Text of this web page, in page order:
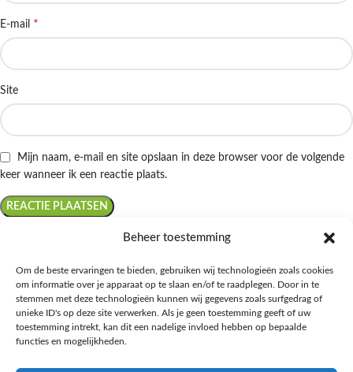
Beheer toestemming
Om de beste ervaringen te bieden, gebruiken wij technologieën zoals cookies
om informatie over je apparaat op te slaan en/of te raadplegen. Door in te
stemmen met deze technologieën kunnen wij gegevens zoals surfgedrag of
unieke ID's op deze site verwerken. Als je geen toestemming geeft of uw
toestemming intrekt, kan dit een nadelige invloed hebben op bepaalde
functies en mogelijkheden.
E-mail *
Site
Mijn naam, e-mail en site opslaan in deze browser voor de volgende
keer wanneer ik een reactie plaats.
Ontdek de beste keto-vriendelijke keuzes van Albert Heijn, verrijk je
kennis met onze diepgaande blogs over het keto-dieet, en deel jouw
favoriete keto recepten in onze bruisende online gemeenschap!